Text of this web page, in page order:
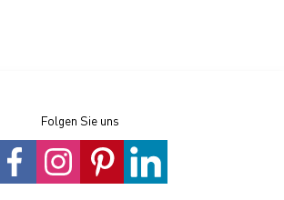
Folgen Sie uns